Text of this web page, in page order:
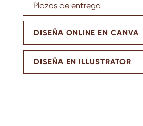
Plazos de entrega
DISEÑA ONLINE EN CANVA
DISEÑA EN ILLUSTRATOR